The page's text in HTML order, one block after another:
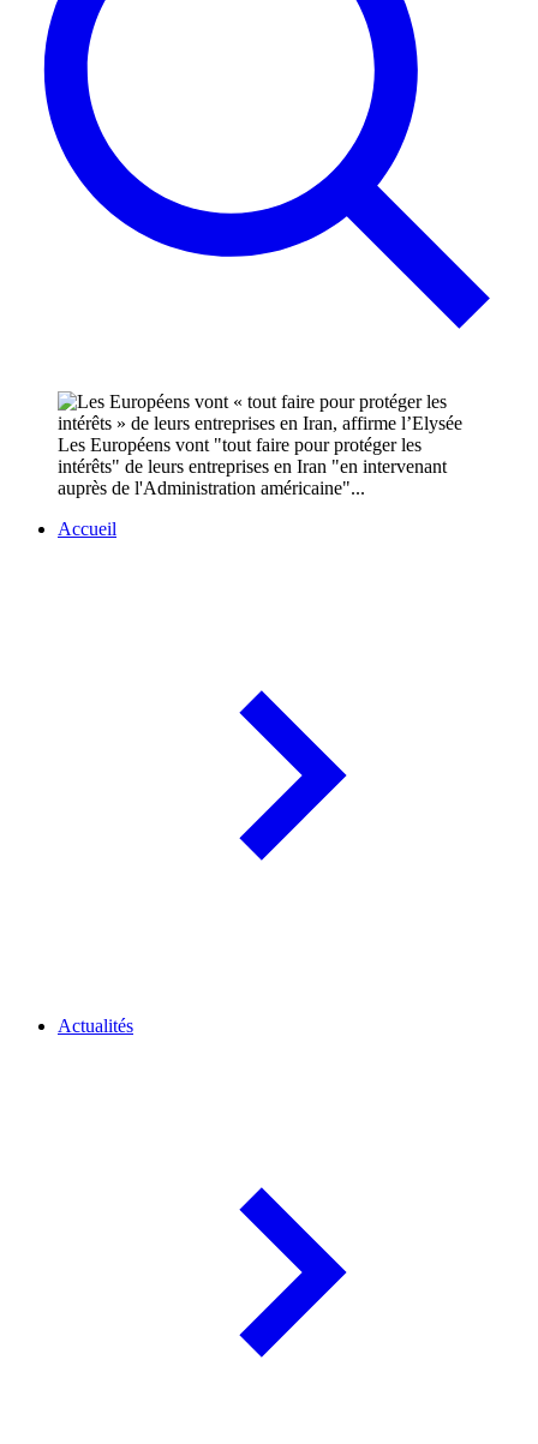
Les Européens vont "tout faire pour protéger les
intérêts" de leurs entreprises en Iran "en intervenant
auprès de l'Administration américaine"...
Accueil
Actualités